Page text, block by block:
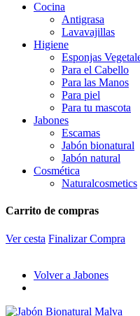
Cocina
Antigrasa
Lavavajillas
Higiene
Esponjas
Para el Cabello
Para las Manos
Para piel
Para tu mascota
Jabones
Escamas
Jabón bionatural
Jabón natural
Cosmética
Naturalcosmetics
Carrito de compras
Ver cesta Finalizar Compra
Volver a Jabones